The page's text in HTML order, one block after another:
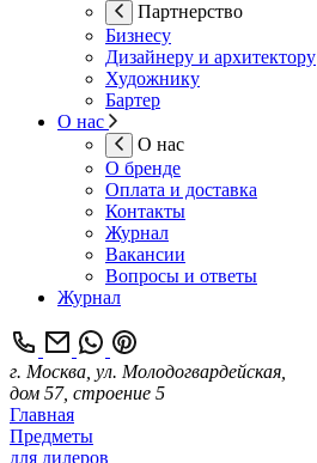
Партнерство
Бизнесу
Дизайнеру и архитектору
Художнику
Бартер
О нас
О нас
О бренде
Оплата и доставка
Контакты
Журнал
Вакансии
Вопросы и ответы
Журнал
г. Москва, ул. Молодогвардейская,
дом 57, строение 5
Главная
Предметы
для дилеров